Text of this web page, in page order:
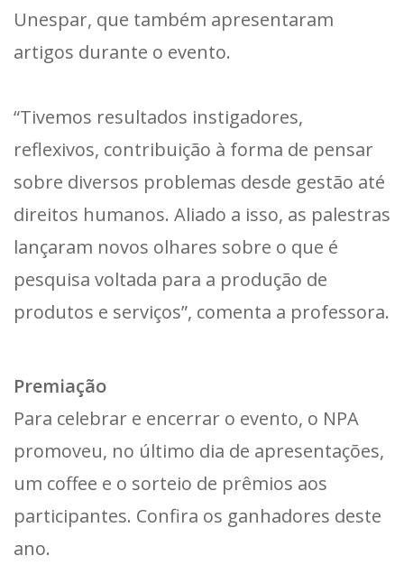
Unespar, que também apresentaram
artigos durante o evento.
“Tivemos resultados instigadores,
reflexivos, contribuição à forma de pensar
sobre diversos problemas desde gestão até
direitos humanos. Aliado a isso, as palestras
lançaram novos olhares sobre o que é
pesquisa voltada para a produção de
produtos e serviços”, comenta a professora.
Premiação
Para celebrar e encerrar o evento, o NPA
promoveu, no último dia de apresentações,
um coffee e o sorteio de prêmios aos
participantes. Confira os ganhadores deste
ano.